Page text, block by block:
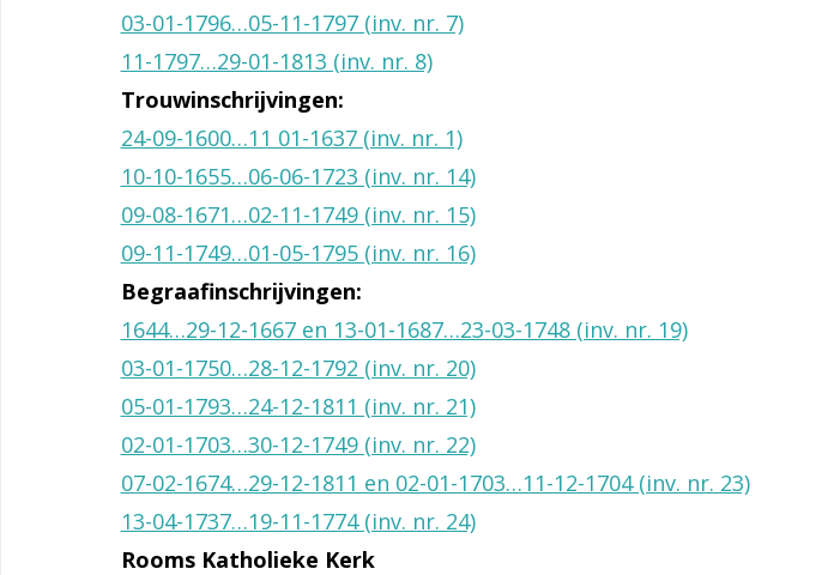
03-01-1796…05-11-1797 (inv. nr. 7)
11-1797…29-01-1813 (inv. nr. 8)
Trouwinschrijvingen:
24-09-1600…11 01-1637 (inv. nr. 1)
10-10-1655…06-06-1723 (inv. nr. 14)
09-08-1671…02-11-1749 (inv. nr. 15)
09-11-1749…01-05-1795 (inv. nr. 16)
Begraafinschrijvingen:
1644…29-12-1667 en 13-01-1687…23-03-1748 (inv. nr. 19)
03-01-1750…28-12-1792 (inv. nr. 20)
05-01-1793…24-12-1811 (inv. nr. 21)
02-01-1703…30-12-1749 (inv. nr. 22)
07-02-1674…29-12-1811 en 02-01-1703…11-12-1704 (inv. nr. 23)
13-04-1737…19-11-1774 (inv. nr. 24)
Rooms Katholieke Kerk